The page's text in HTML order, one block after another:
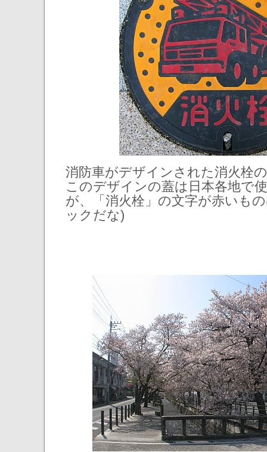
消防車がデザインされた消火栓
このデザインの蓋は日本各地で
が、「消火栓」の文字が赤いも
ックだな)